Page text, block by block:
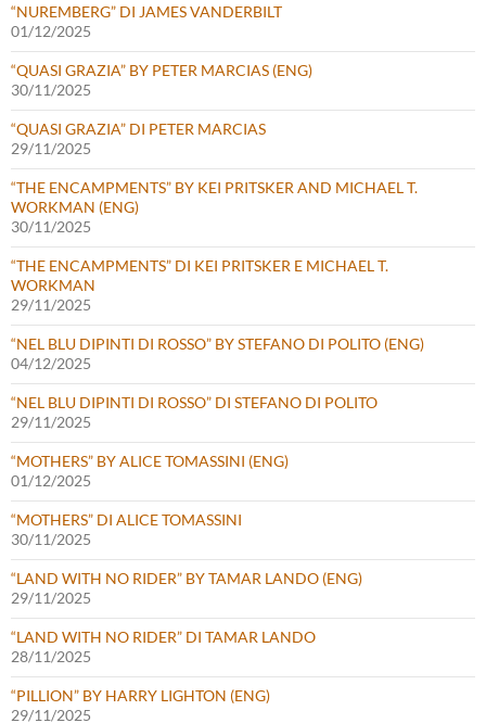
“NUREMBERG” DI JAMES VANDERBILT
01/12/2025
“QUASI GRAZIA” BY PETER MARCIAS (ENG)
30/11/2025
“QUASI GRAZIA” DI PETER MARCIAS
29/11/2025
“THE ENCAMPMENTS” BY KEI PRITSKER AND MICHAEL T.
WORKMAN (ENG)
30/11/2025
“THE ENCAMPMENTS” DI KEI PRITSKER E MICHAEL T.
WORKMAN
29/11/2025
“NEL BLU DIPINTI DI ROSSO” BY STEFANO DI POLITO (ENG)
04/12/2025
“NEL BLU DIPINTI DI ROSSO” DI STEFANO DI POLITO
29/11/2025
“MOTHERS” BY ALICE TOMASSINI (ENG)
01/12/2025
“MOTHERS” DI ALICE TOMASSINI
30/11/2025
“LAND WITH NO RIDER” BY TAMAR LANDO (ENG)
29/11/2025
“LAND WITH NO RIDER” DI TAMAR LANDO
28/11/2025
“PILLION” BY HARRY LIGHTON (ENG)
29/11/2025